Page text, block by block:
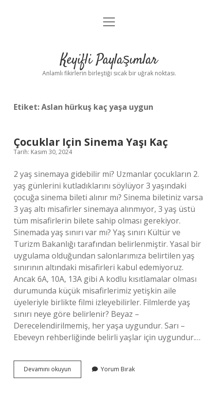
Anasayfa
Yasal Uyarı
menüyü
Keyifli Paylaşımlar
Anlamlı fikirlerin birleştiği sıcak bir uğrak noktası.
Etiket:Aslan hürkuş kaç yaşa uygun
Çocuklar Için Sinema Yaşı Kaç
Tarih: Kasım 30, 2024
2 yaş sinemaya gidebilir mi? Uzmanlar çocukların 2.
yaş günlerini kutladıklarını söylüyor 3 yaşındaki
çocuğa sinema bileti alınır mı? Sinema biletiniz varsa
3 yaş altı misafirler sinemaya alınmıyor, 3 yaş üstü
tüm misafirlerin bilete sahip olması gerekiyor.
Sinemada yaş sınırı var mı? Yaş sınırı Kültür ve
Turizm Bakanlığı tarafından belirlenmiştir. Yasal bir
uygulama olduğundan salonlarımıza belirtilen yaş
sınırının altındaki misafirleri kabul edemiyoruz.
Ancak 6A, 10A, 13A gibi A kodlu kısıtlamalar olması
durumunda küçük misafirlerimiz yetişkin aile
üyeleriyle birlikte filmi izleyebilirler. Filmlerde yaş
sınırı neye göre belirlenir? Beyaz –
Derecelendirilmemiş, her yaşa uygundur. Sarı –
Ebeveyn rehberliğinde belirli yaşlar için uygundur.…
Devamını okuyun Çocuklar
Için
Yorum Bırak